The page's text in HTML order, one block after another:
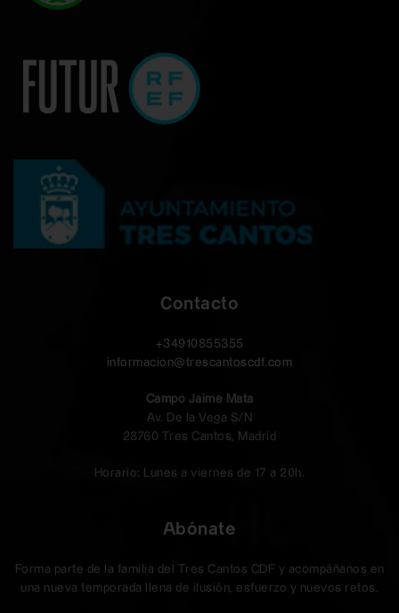
Contacto
+34910855355
informacion@trescantoscdf.com
Campo Jaime Mata
Av. De la Vega S/N
28760 Tres Cantos, Madrid
Horario: Lunes a viernes de 17 a 20h.
Abónate
Forma parte de la familia del Tres Cantos CDF y acompáñanos en
una nueva temporada llena de ilusión, esfuerzo y nuevos retos.